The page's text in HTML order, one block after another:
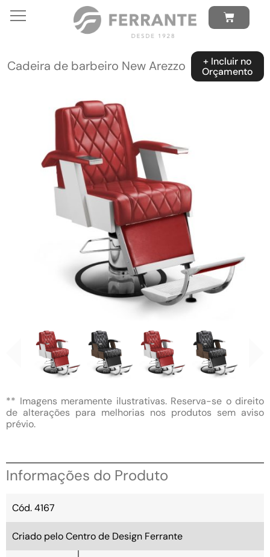
Cadeira de barbeiro New Arezzo
+ Incluir no
Orçamento
** Imagens meramente ilustrativas. Reserva-se o direito
de alterações para melhorias nos produtos sem aviso
prévio.
Informações do Produto
Cód. 4167
Criado pelo Centro de Design Ferrante